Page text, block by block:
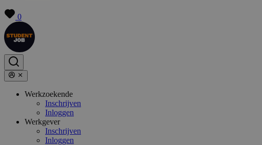
0
Werkzoekende
Inschrijven
Inloggen
Werkgever
Inschrijven
Inloggen